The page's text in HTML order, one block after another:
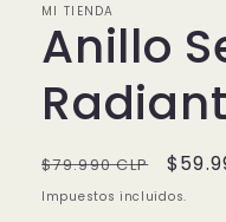
MI TIENDA
Anillo
Precio
habitual
$79.990 CLP
de
Impuestos incluidos.